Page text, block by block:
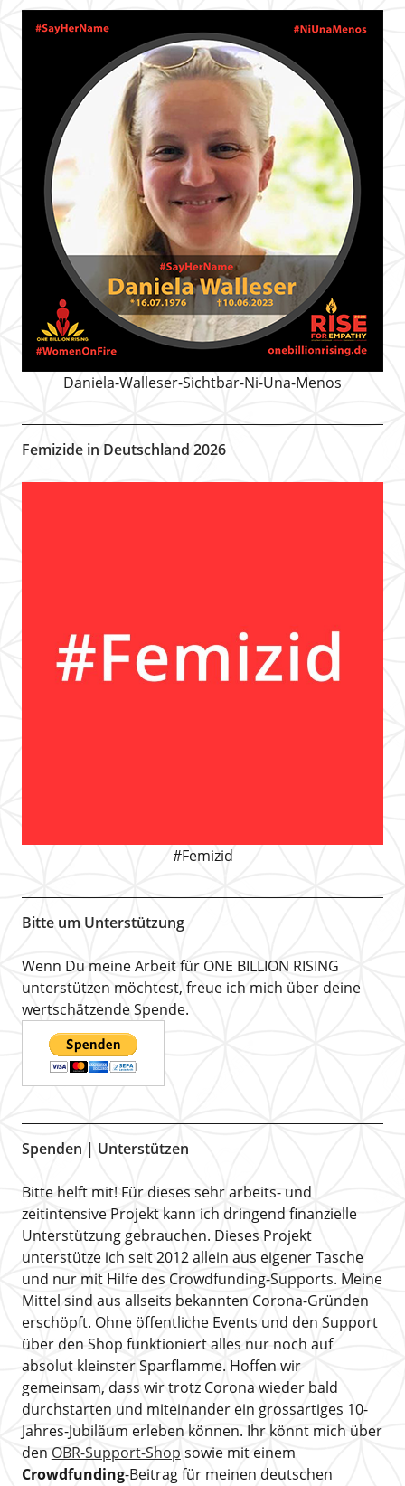
Daniela-Walleser-Sichtbar-Ni-Una-Menos
Femizide in Deutschland 2026
#Femizid
Bitte um Unterstützung
Wenn Du meine Arbeit für ONE BILLION RISING
unterstützen möchtest, freue ich mich über deine
wertschätzende Spende.
Spenden | Unterstützen
Bitte helft mit! Für dieses sehr arbeits- und
zeitintensive Projekt kann ich dringend finanzielle
Unterstützung gebrauchen. Dieses Projekt
unterstütze ich seit 2012 allein aus eigener Tasche
und nur mit Hilfe des Crowdfunding-Supports. Meine
Mittel sind aus allseits bekannten Corona-Gründen
erschöpft. Ohne öffentliche Events und den Support
über den Shop funktioniert alles nur noch auf
absolut kleinster Sparflamme. Hoffen wir
gemeinsam, dass wir trotz Corona wieder bald
durchstarten und miteinander ein grossartiges 10-
Jahres-Jubiläum erleben können. Ihr könnt mich über
den OBR-Support-Shop sowie mit einem
Crowdfunding-Beitrag für meinen deutschen